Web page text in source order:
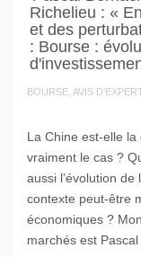
Richelieu : «
et des
: Bourse :
BOURSE, AVIS
La Chine est-elle
vraiment le cas ?
aussi l’évolution de
contexte peut-être
économiques ?
marchés est